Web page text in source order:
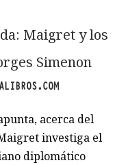
Maigret y los
Simenon
acerca del
investiga el
diplomático